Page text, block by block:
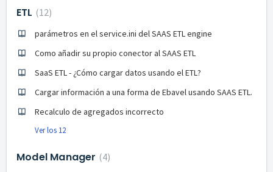
ETL 12
parámetros en el service.ini del SAAS ETL engine
Como añadir su propio conector al SAAS ETL
SaaS ETL - ¿Cómo cargar datos usando el ETL?
Cargar información a una forma de Ebavel usando SAAS ETL.
Recalculo de agregados incorrecto
Ver los 12
Model Manager 4